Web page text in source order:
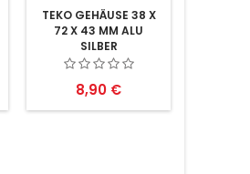
TEKO GEHÄUSE 38 X
72 X 43 MM ALU
SILBER
Preis
8,90 €